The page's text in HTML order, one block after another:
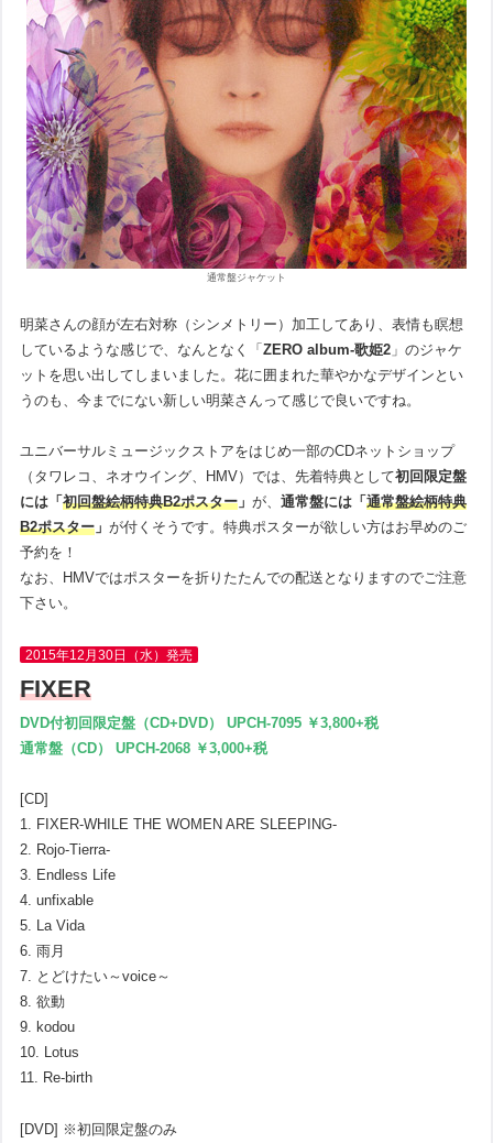
通常盤ジャケット
明菜さんの顔が左右対称（シンメトリー）加工してあり、表情も瞑想
しているような感じで、なんとなく「ZERO album-歌姫2 」のジャケ
ットを思い出してしまいました。花に囲まれた華やかなデザインとい
うのも、今までにない新しい明菜さんって感じで良いですね。
ユニバーサルミュージックストアをはじめ一部のCDネットショップ
（タワレコ、ネオウイング、HMV）では、先着特典として初回限定盤
には「初回盤絵柄特典B2ポスター 」が、通常盤には「通常盤絵柄特典
B2ポスター 」が付くそうです。特典ポスターが欲しい方はお早めのご
予約を！
なお、HMVではポスターを折りたたんでの配送となりますのでご注意
下さい。
2015年12月30日（水）発売
FIXER
DVD付初回限定盤（CD+DVD） UPCH-7095 ￥3,800+税
通常盤（CD） UPCH-2068 ￥3,000+税
[CD]
1. FIXER-WHILE THE WOMEN ARE SLEEPING-
2. Rojo-Tierra-
3. Endless Life
4. unfixable
5. La Vida
6. 雨月
7. とどけたい～voice～
8. 欲動
9. kodou
10. Lotus
11. Re-birth
[DVD] ※初回限定盤のみ